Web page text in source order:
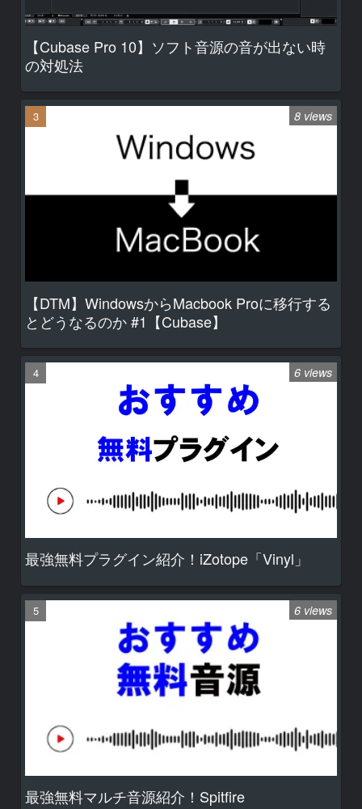
【Cubase Pro 10】ソフト音源の音が出ない時
の対処法
【DTM】WindowsからMacbook Proに移行する
とどうなるのか #1【Cubase】
8 views
最強無料プラグイン紹介！iZotope「Vinyl」
6 views
最強無料マルチ音源紹介！Spitfire
6 views